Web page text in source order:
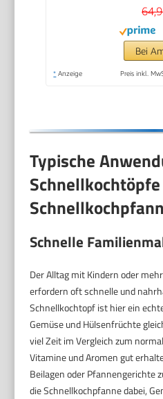
Bei
* Anzeige Preis inkl.
Typische
Schnelle
Der Alltag mit Kindern oder
erfordern oft schnelle und
Schnellkochtopf ist hier ein
Gemüse und Hülsenfrüchte
viel Zeit im Vergleich zum
Vitamine und Aromen gut
Beilagen oder Pfannengerichte
die Schnellkochpfanne dabei,